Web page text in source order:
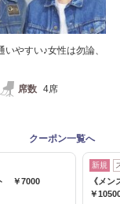
やすい♪女性は勿論、
席数 4席
クーポン一覧へ
￥7000
新規
《メ
￥